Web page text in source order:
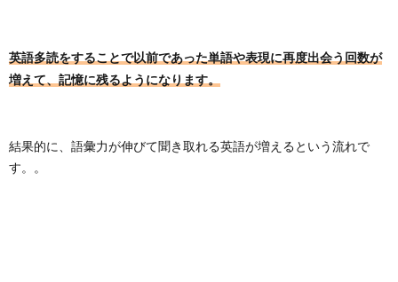
英語多読をすることで以前であった単語や表現に再度出会う回数が
増えて、記憶に残るようになります。
結果的に、語彙力が伸びて聞き取れる英語が増えるという流れで
す。。